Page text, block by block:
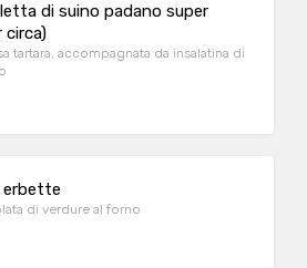
di suino padano super
circa)
tartara, accompagnata da insalatina di
erbette
di verdure al forno